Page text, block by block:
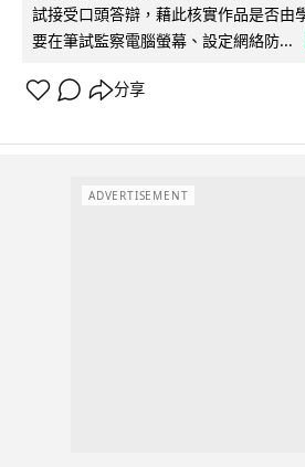
試接受口頭答辯，藉此核實作品是否由
要在筆試監察電腦螢幕、設定網絡防...
分享
ADVERTISEMENT